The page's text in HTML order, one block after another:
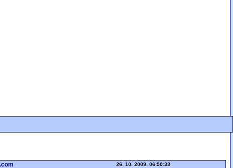
26. 10. 2009, 06:50:33